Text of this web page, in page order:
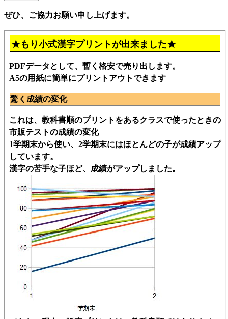
ぜひ、ご協力お願い申し上げます。